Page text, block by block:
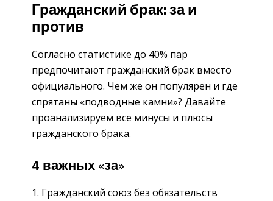
Гражданский брак: за и
против
Согласно статистике до 40% пар
предпочитают гражданский брак вместо
официального. Чем же он популярен и где
спрятаны «подводные камни»? Давайте
проанализируем все минусы и плюсы
гражданского брака.
4 важных «за»
Гражданский союз без обязательств